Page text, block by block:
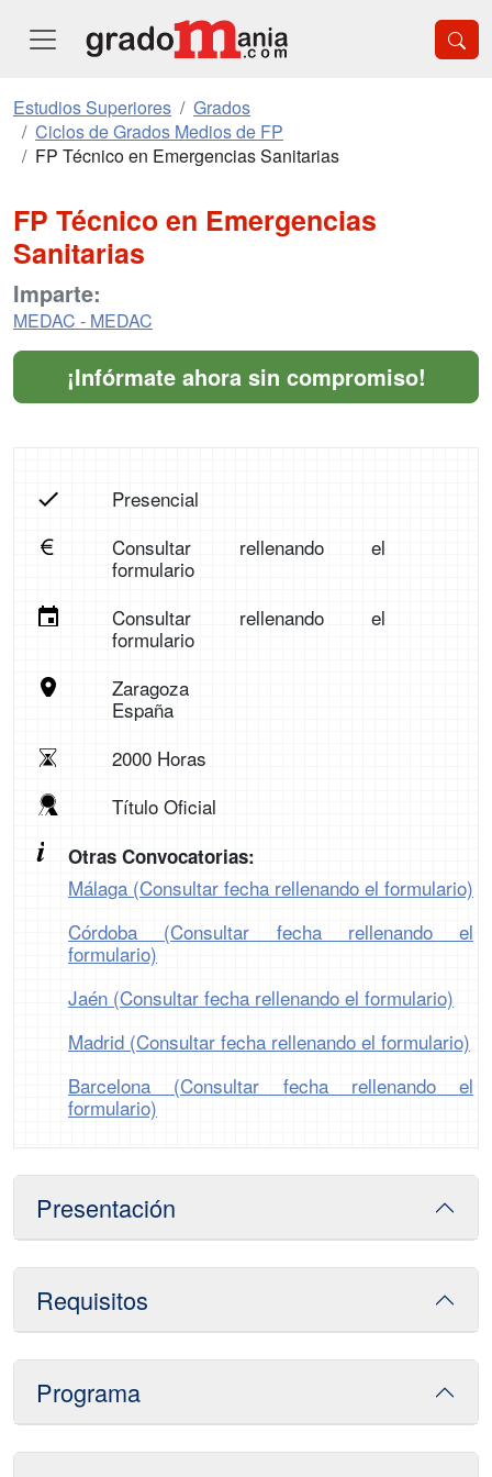
Estudios Superiores
Grados
Ciclos de Grados Medios de FP
FP Técnico en Emergencias Sanitarias
FP Técnico en Emergencias
Sanitarias
Imparte:
MEDAC - MEDAC
¡Infórmate ahora sin compromiso!
Presencial
Consultar rellenando el
formulario
Consultar rellenando el
formulario
Zaragoza
España
2000 Horas
Título Oficial
Otras Convocatorias:
Málaga (Consultar fecha rellenando el formulario)
Córdoba (Consultar fecha rellenando el
formulario)
Jaén (Consultar fecha rellenando el formulario)
Madrid (Consultar fecha rellenando el formulario)
Barcelona (Consultar fecha rellenando el
formulario)
Presentación
Requisitos
Programa